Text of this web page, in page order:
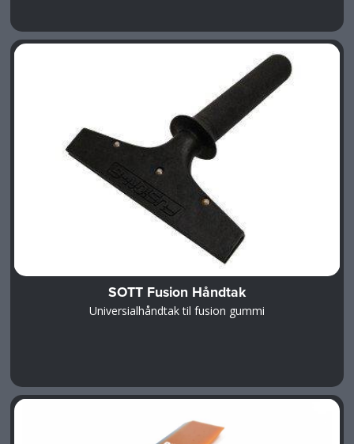
SOTT Fusion Håndtak
Universialhåndtak til fusion gummi